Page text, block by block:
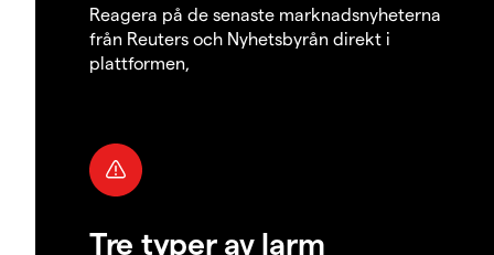
Reagera på de senaste marknadsnyheterna
från Reuters och Nyhetsbyrån direkt i
plattformen,
Tre typer av larm